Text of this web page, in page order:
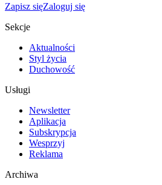
Zapisz sięZaloguj się
Sekcje
Aktualności
Styl życia
Duchowość
Usługi
Newsletter
Aplikacja
Subskrypcja
Wesprzyj
Reklama
Archiwa